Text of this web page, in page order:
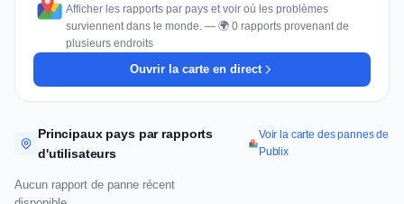
Afficher les rapports par pays et voir où les problèmes
surviennent dans le monde. — 🌍 0 rapports provenant de
plusieurs endroits
Ouvrir la carte en direct
Principaux pays par rapports
d'utilisateurs
Voir la carte des pannes de
Publix
Aucun rapport de panne récent